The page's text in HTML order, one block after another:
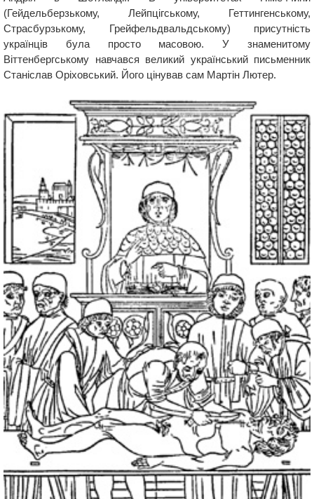
(Гейдельберзькому, Лейпцігському, Геттингенському,
Страсбурзькому, Грейфельдвальдському) присутність
українців була просто масовою. У знаменитому
Віттенбергському навчався великий український письменник
Станіслав Оріховський. Його цінував сам Мартін Лютер.